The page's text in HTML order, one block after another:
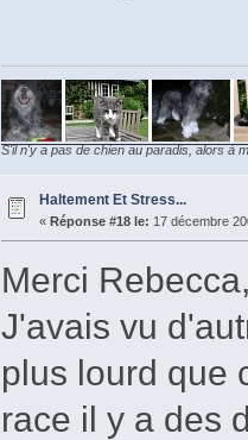
S'il n'y a pas de chien au paradis, alors à
Haltement Et Stress...
« Réponse #18 le: 17 décembre
Merci
J'avais vu
plus lourd que
race il y a des